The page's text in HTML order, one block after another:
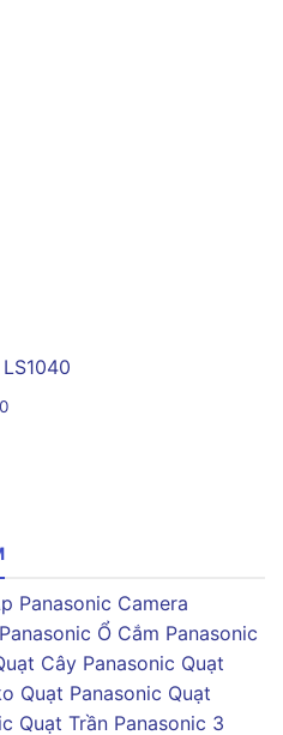
Panasonic Camera
Ổ Cắm Panasonic
Cây Panasonic Quạt
Quạt Panasonic Quạt
Quạt Trần Panasonic 3